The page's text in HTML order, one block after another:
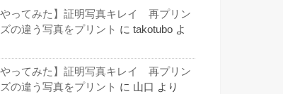
やってみた】証明写真キレイ 再プリン
の違う写真をプリント に takotubo よ
やってみた】証明写真キレイ 再プリン
の違う写真をプリント に 山口 より